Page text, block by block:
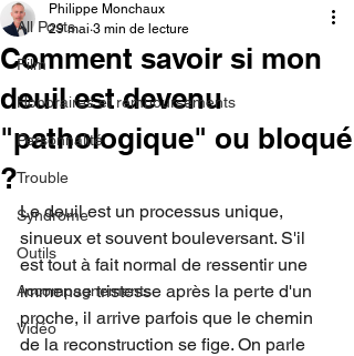
All Posts
Film
Honoraires et remboursements
Personnalité
Trouble
Syndrome
Outils
Accompagnements
Vidéo
Comment savoir si mon
deuil est devenu
"pathologique" ou bloqué
?
Philippe Monchaux
29 mai 3 min de lecture
Le deuil est un processus unique,
sinueux et souvent bouleversant. S'il
est tout à fait normal de ressentir une
immense tristesse après la perte d'un
proche, il arrive parfois que le chemin
de la reconstruction se fige. On parle